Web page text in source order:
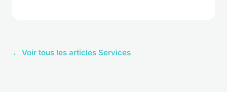
← Voir tous les articles Services